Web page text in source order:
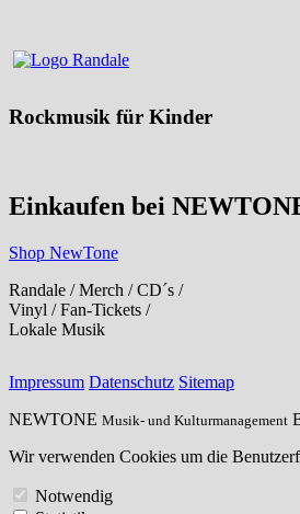
Rockmusik für Kinder
Einkaufen bei
Shop NewTone
Randale / Merch / CD´s /
Vinyl / Fan-Tickets /
Lokale Musik
Impressum Datenschutz Sitemap
NEWTONE Musik- und Kulturmanagement
Wir verwenden Cookies um die
Notwendig